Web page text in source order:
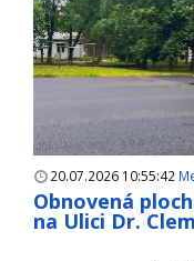
20.07.2026 10:55:42
Obnovená
na Ulici Dr.